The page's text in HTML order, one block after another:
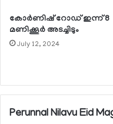
കോര്‍ണിഷ് റോഡ് ഇന്ന് 8
മണിക്കൂര്‍ അടച്ചിടും
July 12, 2024
Perunnal Nilavu Eid